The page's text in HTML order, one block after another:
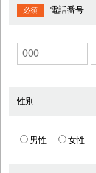
電話番号
性別
男性 女性